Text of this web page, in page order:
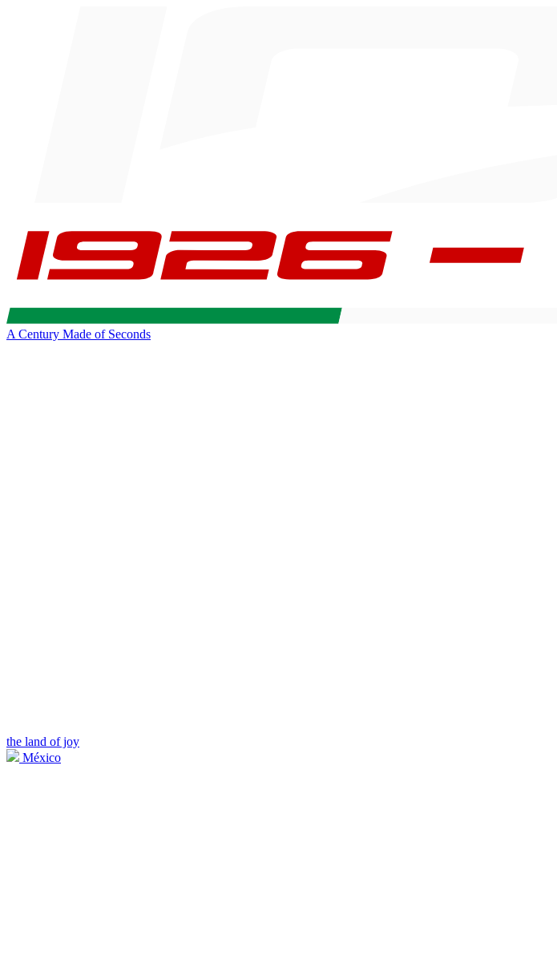
A Century Made of Seconds
the land of joy
México